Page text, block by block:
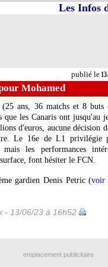
publié le
Les Infos
Mohamed
(25 ans, 36 matchs et 8 buts
les Canaris ont jusqu'au
d'euros, aucune décision
Le 16e de L1 privilégie
les performances
font hésiter le FCN.
gardien Denis Petric (voir
- 13/06/23 à 16h52
emplacement publicitaire